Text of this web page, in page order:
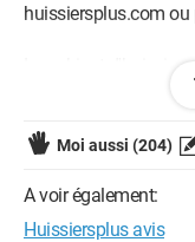
huissiersplus.com ou
Le cabinet d'huissier
courriers n'arrivent
vraiment si tout ça
Que dois-je faire
Merci d'avance.
Moi aussi (204)
A voir également:
Huissiersplus avis